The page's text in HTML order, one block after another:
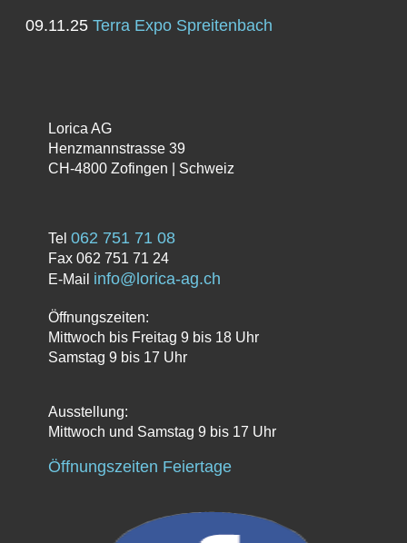
09.11.25 Terra Expo Spreitenbach
Lorica AG
Henzmannstrasse 39
CH-4800 Zofingen | Schweiz
Tel 062 751 71 08
Fax 062 751 71 24
E-Mail info@lorica-ag.ch
Öffnungszeiten:
Mittwoch bis Freitag 9 bis 18 Uhr
Samstag 9 bis 17 Uhr
Ausstellung:
Mittwoch und Samstag 9 bis 17 Uhr
Öffnungszeiten Feiertage